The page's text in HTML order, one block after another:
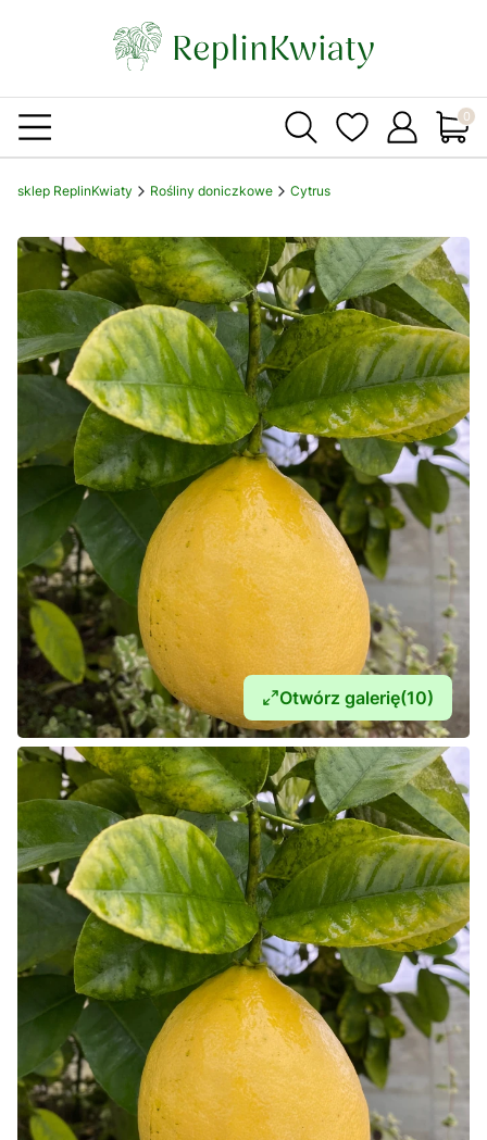
sklep ReplinKwiaty Rośliny doniczkowe Cytrus
Otwórz galerię(10)